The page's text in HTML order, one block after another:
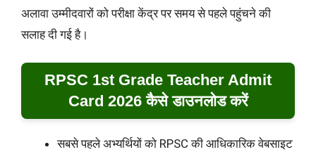
अलावा उम्मीदवारों को परीक्षा केंद्र पर समय से पहले पहुंचने की
सलाह दी गई है।
RPSC 1st Grade Teacher Admit
Card 2026 कैसे डाउनलोड करें
सबसे पहले अभ्यर्थियों को RPSC की आधिकारिक वेबसाइट